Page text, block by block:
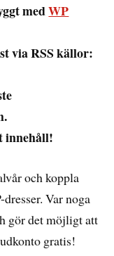
medWP
via RSS källor:
innehåll!
och koppla
Var noga
gör det möjligt att
gratis!